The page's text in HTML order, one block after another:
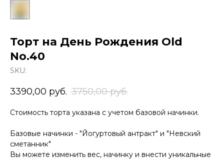
Торт на День Рождения Old
No.40
SKU:
3390,00 руб. 3750,00 руб.
Стоимость торта указана с учетом базовой начинки.
Базовые начинки - "Йогуртовый антракт" и "Невский
сметанник"
Вы можете изменить вес, начинку и внести уникальные